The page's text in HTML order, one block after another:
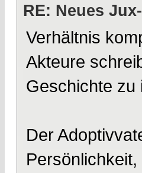
RE: Neues
Verhältnis
Akteure
Geschichte zu
Der